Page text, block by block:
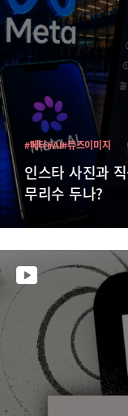
인스타 사진과
무리수 두나?
#메타#AI#뮤즈이미지